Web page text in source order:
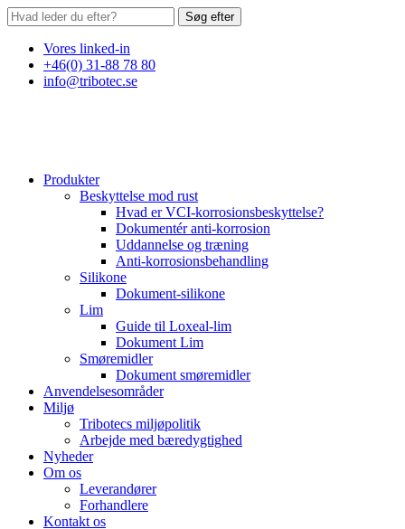
Søg efter
Vores linked-in
+46(0) 31-88 78 80
info@tribotec.se
Produkter
Beskyttelse mod rust
Hvad er VCI-korrosionsbeskyttelse?
Dokumentér anti-korrosion
Uddannelse og træning
Anti-korrosionsbehandling
Silikone
Dokument-silikone
Lim
Guide til Loxeal-lim
Dokument Lim
Smøremidler
Dokument smøremidler
Anvendelsesområder
Miljø
Tribotecs miljøpolitik
Arbejde med bæredygtighed
Nyheder
Om os
Leverandører
Forhandlere
Kontakt os